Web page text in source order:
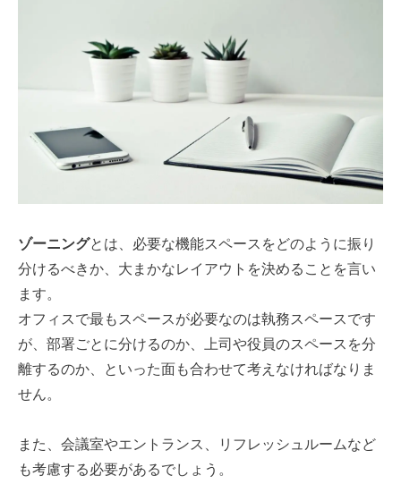
ゾーニングとは、必要な機能スペースをどのように振り
分けるべきか、大まかなレイアウトを決めることを言い
ます。
オフィスで最もスペースが必要なのは執務スペースです
が、部署ごとに分けるのか、上司や役員のスペースを分
離するのか、といった面も合わせて考えなければなりま
せん。
また、会議室やエントランス、リフレッシュルームなど
も考慮する必要があるでしょう。